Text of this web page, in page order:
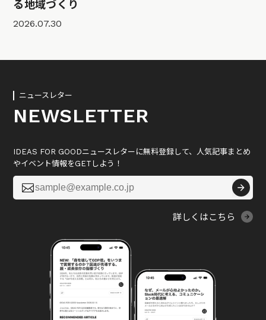
る地域づくり
2026.07.30
ニュースレター
NEWSLETTER
IDEAS FOR GOODニュースレターに無料登録して、人気記事まとめ
やイベント情報をGETしよう！

詳しくはこちら